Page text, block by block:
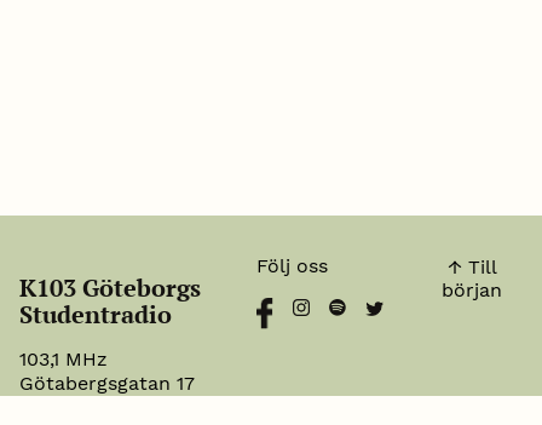
K103 Göteborgs
Studentradio
103,1 MHz
Götabergsgatan 17
Följ oss
↑ Till
början